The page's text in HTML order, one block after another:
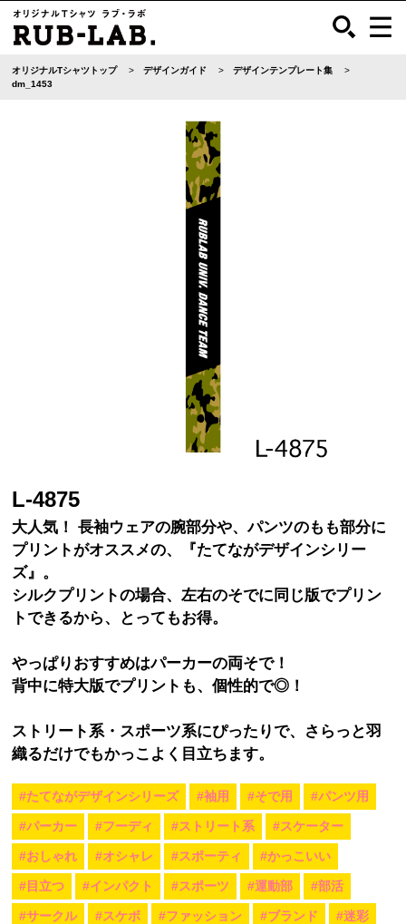
オリジナルTシャツトップ デザインガイド
デザインテンプレート集
dm_1453
L-4875
大人気！ 長袖ウェアの腕部分や、パンツのもも部分に
プリントがオススメの、『たてながデザインシリー
ズ』。
シルクプリントの場合、左右のそでに同じ版でプリン
トできるから、とってもお得。
やっぱりおすすめはパーカーの両そで！
背中に特大版でプリントも、個性的で◎！
ストリート系・スポーツ系にぴったりで、さらっと羽
織るだけでもかっこよく目立ちます。
#たてながデザインシリーズ #袖用 #そで用 #パンツ用
#パーカー #フーディ #ストリート系 #スケーター
#おしゃれ #オシャレ #スポーティ #かっこいい
#目立つ #インパクト #スポーツ #運動部 #部活
#サークル #スケボ #ファッション #ブランド #迷彩